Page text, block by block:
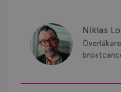
Niklas